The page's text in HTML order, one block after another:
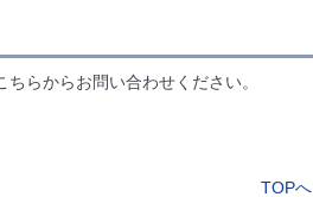
らからお問い合わせください。
TOPへ